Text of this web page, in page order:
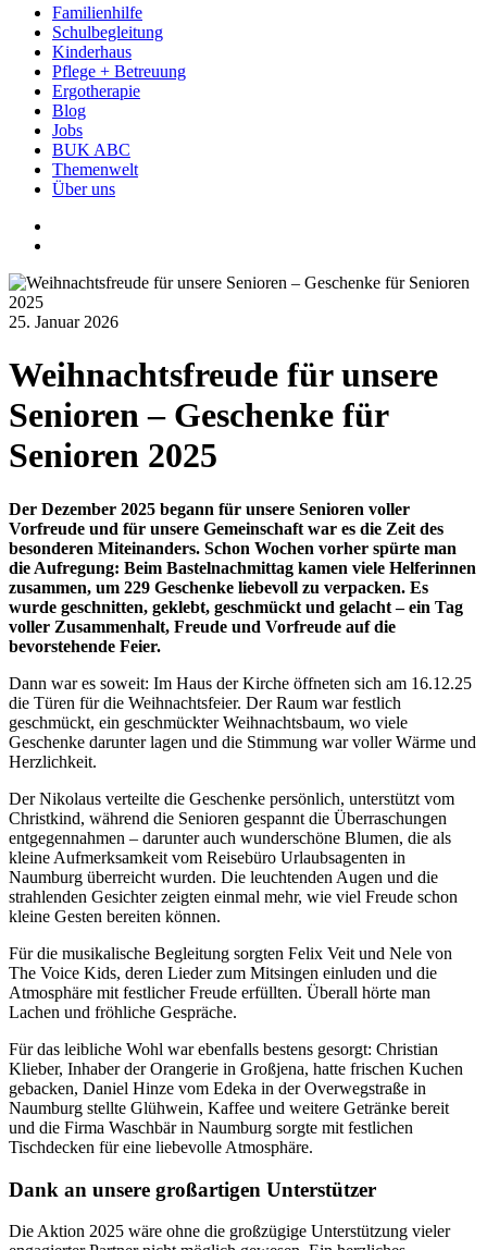
Familienhilfe
Schulbegleitung
Kinderhaus
Pflege + Betreuung
Ergotherapie
Blog
Jobs
BUK ABC
Themenwelt
Über uns
25. Januar 2026
Weihnachtsfreude für unsere
Senioren – Geschenke für
Senioren 2025
Der Dezember 2025 begann für unsere Senioren voller
Vorfreude und für unsere Gemeinschaft war es die Zeit des
besonderen Miteinanders. Schon Wochen vorher spürte man
die Aufregung: Beim Bastelnachmittag kamen viele Helferinnen
zusammen, um 229 Geschenke liebevoll zu verpacken. Es
wurde geschnitten, geklebt, geschmückt und gelacht – ein Tag
voller Zusammenhalt, Freude und Vorfreude auf die
bevorstehende Feier.
Dann war es soweit: Im Haus der Kirche öffneten sich am 16.12.25
die Türen für die Weihnachtsfeier. Der Raum war festlich
geschmückt, ein geschmückter Weihnachtsbaum, wo viele
Geschenke darunter lagen und die Stimmung war voller Wärme und
Herzlichkeit.
Der Nikolaus verteilte die Geschenke persönlich, unterstützt vom
Christkind, während die Senioren gespannt die Überraschungen
entgegennahmen – darunter auch wunderschöne Blumen, die als
kleine Aufmerksamkeit vom Reisebüro Urlaubsagenten in
Naumburg überreicht wurden. Die leuchtenden Augen und die
strahlenden Gesichter zeigten einmal mehr, wie viel Freude schon
kleine Gesten bereiten können.
Für die musikalische Begleitung sorgten Felix Veit und Nele von
The Voice Kids, deren Lieder zum Mitsingen einluden und die
Atmosphäre mit festlicher Freude erfüllten. Überall hörte man
Lachen und fröhliche Gespräche.
Für das leibliche Wohl war ebenfalls bestens gesorgt: Christian
Klieber, Inhaber der Orangerie in Großjena, hatte frischen Kuchen
gebacken, Daniel Hinze vom Edeka in der Overwegstraße in
Naumburg stellte Glühwein, Kaffee und weitere Getränke bereit
und die Firma Waschbär in Naumburg sorgte mit festlichen
Tischdecken für eine liebevolle Atmosphäre.
Dank an unsere großartigen Unterstützer
Die Aktion 2025 wäre ohne die großzügige Unterstützung vieler